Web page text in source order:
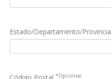
Estado/Departamento/Provincia
*Opcional